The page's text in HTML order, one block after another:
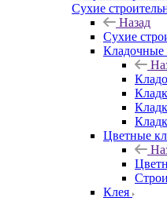
Сухие
Назад
Сухие
Кладочные
Цветные
Клея